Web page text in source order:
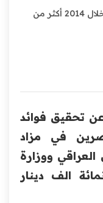
دائرة رعاية القاصرين: معدل الاستثمار خلال 2014 أكثر من
عن تحقيق فوائد
في مزاد
العراقي ووزارة
الف دينار